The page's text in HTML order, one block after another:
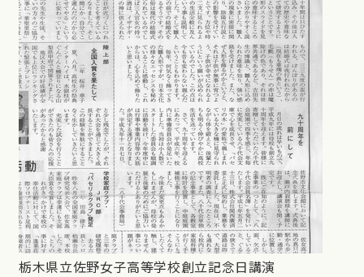
栃木県立佐野女子高等学校創立記念日講演